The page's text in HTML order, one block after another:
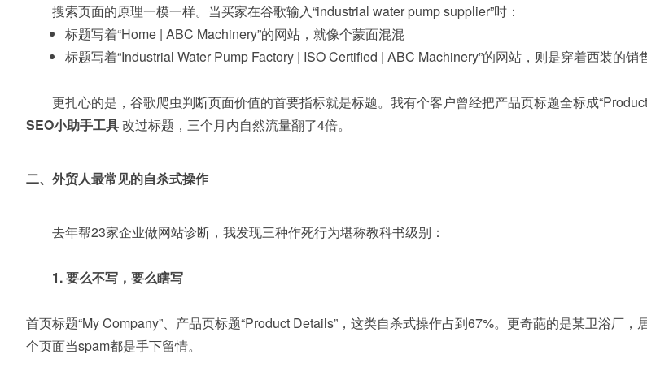
搜索页面的原理一模一样。当买家在谷歌输入“industrial water pump supplier”时：
标题写着“Home | ABC Machinery”的网站，就像个蒙面混混
标题写着“Industrial Water Pump Factory | ISO Certified | ABC Machinery”的网站，则是穿着西装的销
更扎心的是，谷歌爬虫判断页面价值的首要指标就是标题。我有个客户曾经把产品页标题全标成
SEO小助手工具改过标题，三个月内自然流量翻了4倍。
二、外贸人最常见的自杀式操作
去年帮23家企业做网站诊断，我发现三种作死行为堪称教科书级别：
1. 要么不写，要么瞎写
首页标题“My Company”、产品页标题“Product Details”，这类自杀式操作占到67%。更奇葩的是某卫浴厂
个页面当spam都是手下留情。